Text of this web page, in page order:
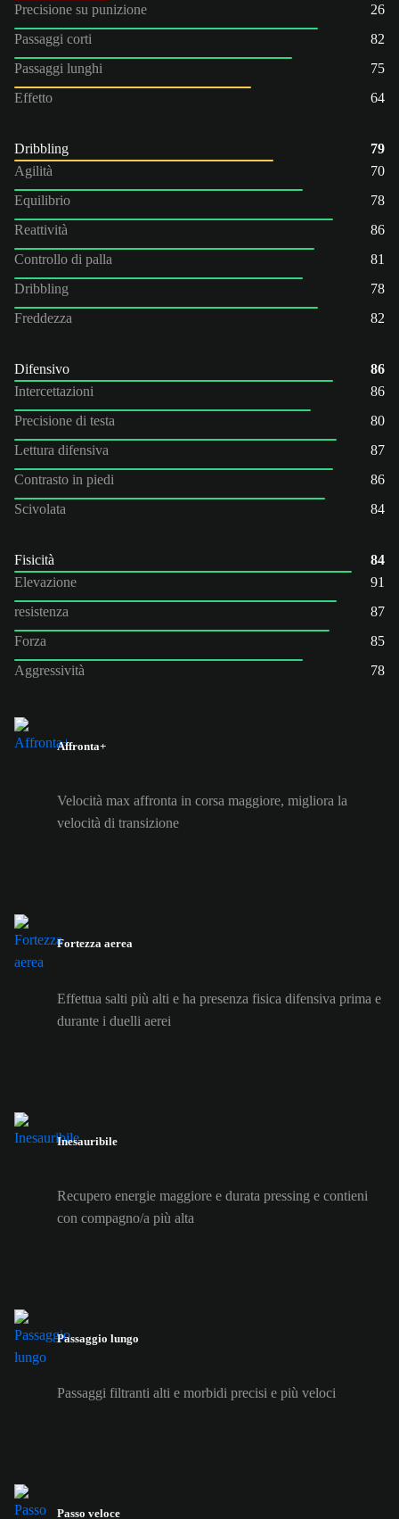
Precisione su punizione
26
Passaggi corti
82
Passaggi lunghi
75
Effetto
64
Dribbling
79
Agilità
70
Equilibrio
78
Reattività
86
Controllo di palla
81
Dribbling
78
Freddezza
82
Difensivo
86
Intercettazioni
86
Precisione di testa
80
Lettura difensiva
87
Contrasto in piedi
86
Scivolata
84
Fisicità
84
Elevazione
91
resistenza
87
Forza
85
Aggressività
78
Affronta+
Velocità max affronta in corsa maggiore, migliora la
velocità di transizione
Fortezza aerea
Effettua salti più alti e ha presenza fisica difensiva prima e
durante i duelli aerei
Inesauribile
Recupero energie maggiore e durata pressing e contieni
con compagno/a più alta
Passaggio lungo
Passaggi filtranti alti e morbidi precisi e più veloci
Passo veloce